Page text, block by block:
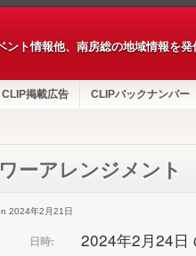
ト情報他、南房総の地域情報を発
CLIP掲載広告 CLIPバックナンバー
ーアレンジメント
2024年2月21日
日時: 2024年2月24日